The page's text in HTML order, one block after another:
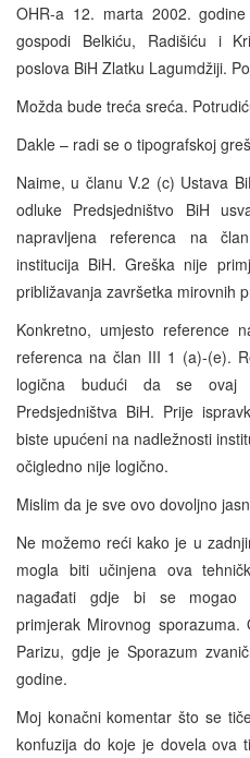
OHR-a 12. marta 2002.
gospodi Belkiću, Radišiću i
poslova BiH Zlatku Lagumdžiji.
Možda bude treća sreća.
Dakle – radi se o tipografskoj
Naime, u članu V.2 (c) Ustava
odluke Predsjedništvo BiH
napravljena referenca na
institucija BiH. Greška nije
približavanja završetka mirovnih
Konkretno, umjesto reference
referenca na član III 1 (a)-(e).
logična budući da se ovaj
Predsjedništva BiH. Prije
biste upućeni na nadležnosti
očigledno nije logično.
Mislim da je sve ovo dovoljno
Ne možemo reći kako je u
mogla biti učinjena ova
nagađati gdje bi se mogao
primjerak Mirovnog
Parizu, gdje je Sporazum
godine.
Moj konačni komentar što se
konfuzija do koje je dovela ova